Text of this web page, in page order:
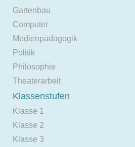
Gartenbau
Computer
Medienpädagogik
Politik
Philosophie
Theaterarbeit
Klassenstufen
Klasse 1
Klasse 2
Klasse 3